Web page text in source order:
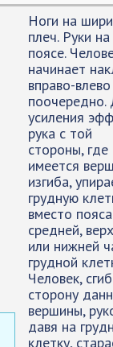
Ноги на
плеч. Руки на
поясе.
начинает
вправо-влево
поочередно.
усиления
рука с той
стороны, где
имеется
изгиба,
грудную
вместо
средней,
или нижней
грудной
Человек,
сторону
вершины,
давя на
клетку,